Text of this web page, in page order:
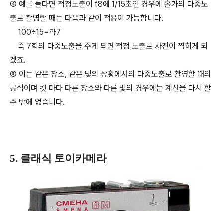
④ 예를 들다면 적정노출이 f8에 1/15초인 경우에 홀가의 다중노
출로 촬영할 때는 다음과 같이 적용이 가능합니다.
100÷15=약7
즉 7회의 다중노출을 주게 되면 적정 노출로 사진이 찍히게 되
겠죠.
⑤ 이는 같은 장소, 같은 빛의 상황에서의 다중노출로 촬영할 때의
공식이며 컷 마다 다른 장소와 다른 빛의 경우에는 계산을 다시 할
수 밖에 없습니다.
5. 클래식 토이카메라